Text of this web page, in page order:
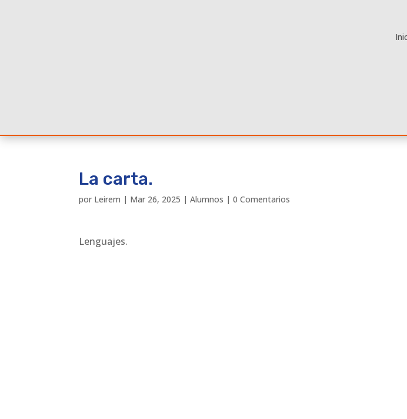
La carta.
por Leirem | Mar 26, 2025 |Alumnos |0 Comentarios
Lenguajes.